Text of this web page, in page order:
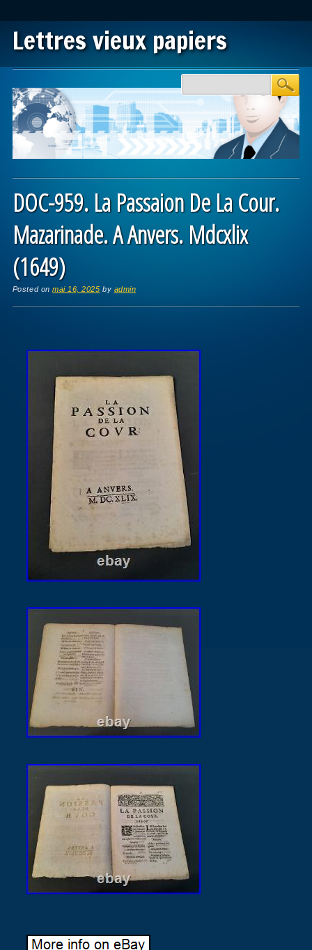
Lettres vieux papiers
Main menu
DOC-959. La Passaion De La Cour.
Mazarinade. A Anvers. Mdcxlix
(1649)
Posted onmai 16, 2025 by admin